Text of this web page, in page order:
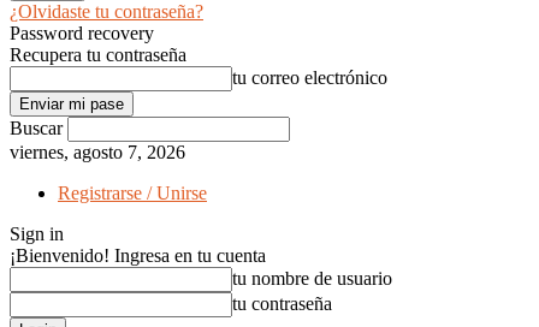
¿Olvidaste tu contraseña?
Password recovery
Recupera tu contraseña
tu correo electrónico
Buscar
viernes, agosto 7, 2026
Registrarse / Unirse
Sign in
¡Bienvenido! Ingresa en tu cuenta
tu nombre de usuario
tu contraseña